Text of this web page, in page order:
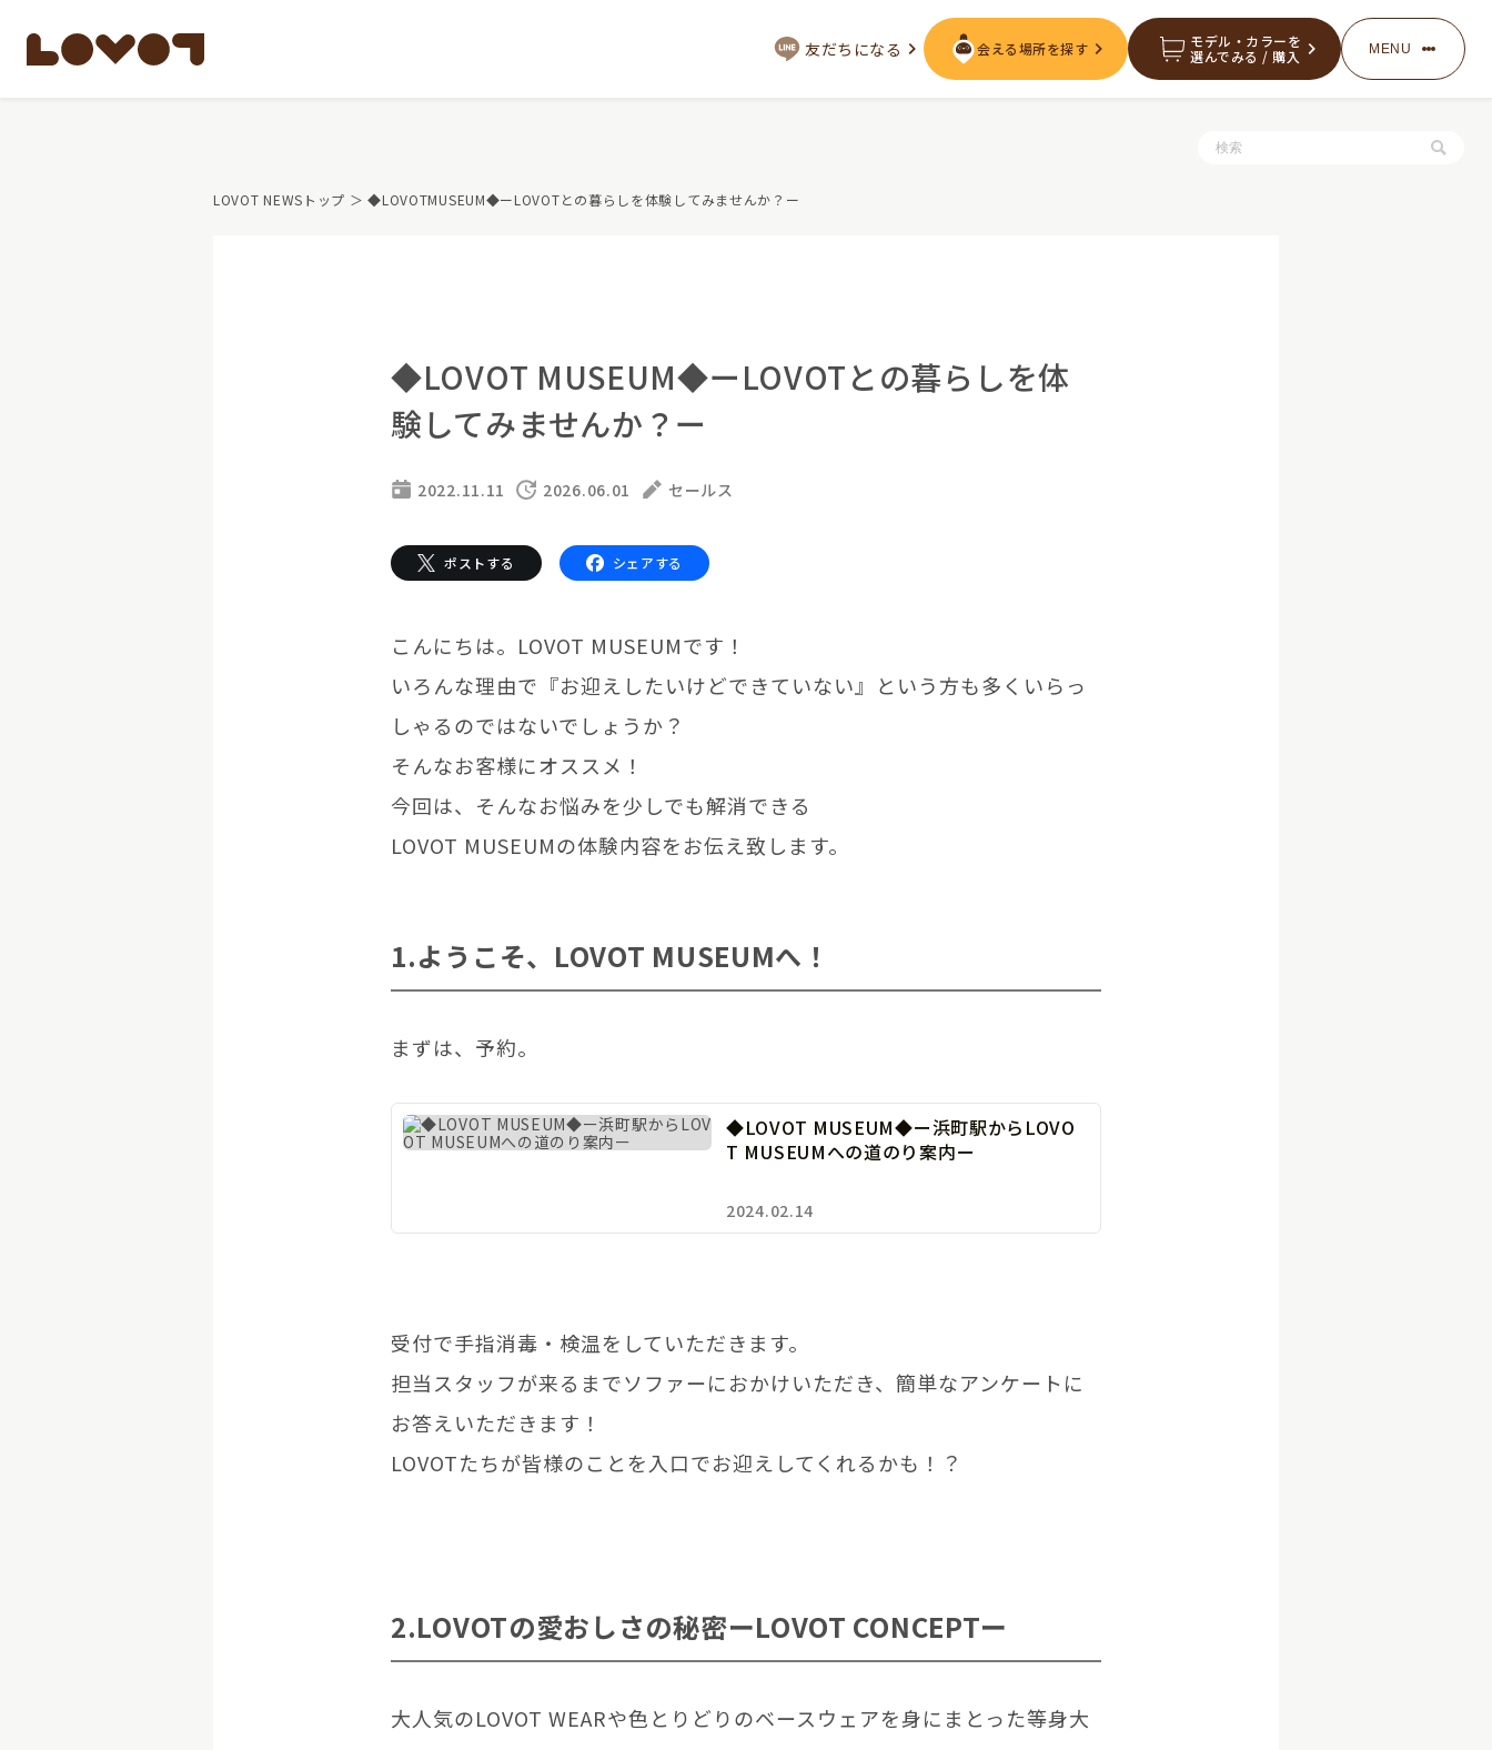
友だちになる 会える場所を探す
モデル・カラーを
選んでみる / 購入
MENU
LOVOTのテクノロジー
価格・暮らしの費用を詳しく
ペットとして
大切な方への贈りものとして
実証実験
お迎えする
LOVOTの返金保証
ご購入前のよくある質問
24回分割払い特別低金利
LOVOT紹介制度
訪問設定サポート
これからLOVOTをお迎えしたい方へ
LOVOT MUSEUM - 日本橋浜町
LOVOTオーナーの方へ
定期メンテナンス・治療
LOVOT コンシェルジュ
ウェブマニュアル
法人のお客様へ
LOVOT 導入事例
法人様限定 無料お試し導入
LOVOT NEWSトップ ＞ ◆LOVOTMUSEUM◆ーLOVOTとの暮らしを体験してみませんか？ー
◆LOVOT MUSEUM◆ーLOVOTとの暮らしを体
験してみませんか？ー
2022.11.11 2026.06.01 セールス
ポストする シェアする
こんにちは。LOVOT MUSEUMです！
いろんな理由で『お迎えしたいけどできていない』という方も多くいらっ
しゃるのではないでしょうか？
そんなお客様にオススメ！
今回は、そんなお悩みを少しでも解消できる
LOVOT MUSEUMの体験内容をお伝え致します。
1.ようこそ、LOVOT MUSEUMへ！
まずは、予約。
◆LOVOT MUSEUM◆ー浜町駅からLOVO
T MUSEUMへの道のり案内ー
2024.02.14
受付で手指消毒・検温をしていただきます。
担当スタッフが来るまでソファーにおかけいただき、簡単なアンケートに
お答えいただきます！
LOVOTたちが皆様のことを入口でお迎えしてくれるかも！？
2.LOVOTの愛おしさの秘密ーLOVOT CONCEPTー
大人気のLOVOT WEARや色とりどりのベースウェアを身にまとった等身大